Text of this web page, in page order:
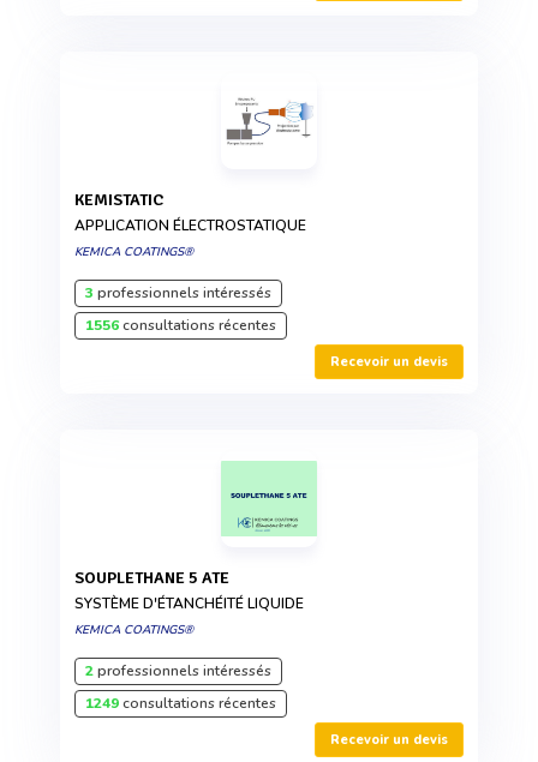
KEMISTATIC
APPLICATION ÉLECTROSTATIQUE
KEMICA COATINGS®
3 professionnels intéressés
1556consultations récentes
Recevoir un devis
SOUPLETHANE 5 ATE
SYSTÈME D'ÉTANCHÉITÉ LIQUIDE
KEMICA COATINGS®
2professionnels intéressés
1249consultations récentes
Recevoir un devis